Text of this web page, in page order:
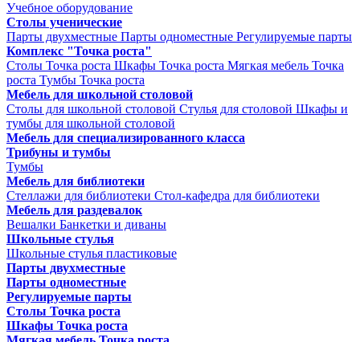
Учебное оборудование
Столы ученические
Парты двухместные Парты одноместные Регулируемые парты
Комплекс "Точка роста"
Столы Точка роста Шкафы Точка роста Мягкая мебель Точка
роста Тумбы Точка роста
Мебель для школьной столовой
Столы для школьной столовой Стулья для столовой Шкафы и
тумбы для школьной столовой
Мебель для специализированного класса
Трибуны и тумбы
Тумбы
Мебель для библиотеки
Стеллажи для библиотеки Стол-кафедра для библиотеки
Мебель для раздевалок
Вешалки Банкетки и диваны
Школьные стулья
Школьные стулья пластиковые
Парты двухместные
Парты одноместные
Регулируемые парты
Столы Точка роста
Шкафы Точка роста